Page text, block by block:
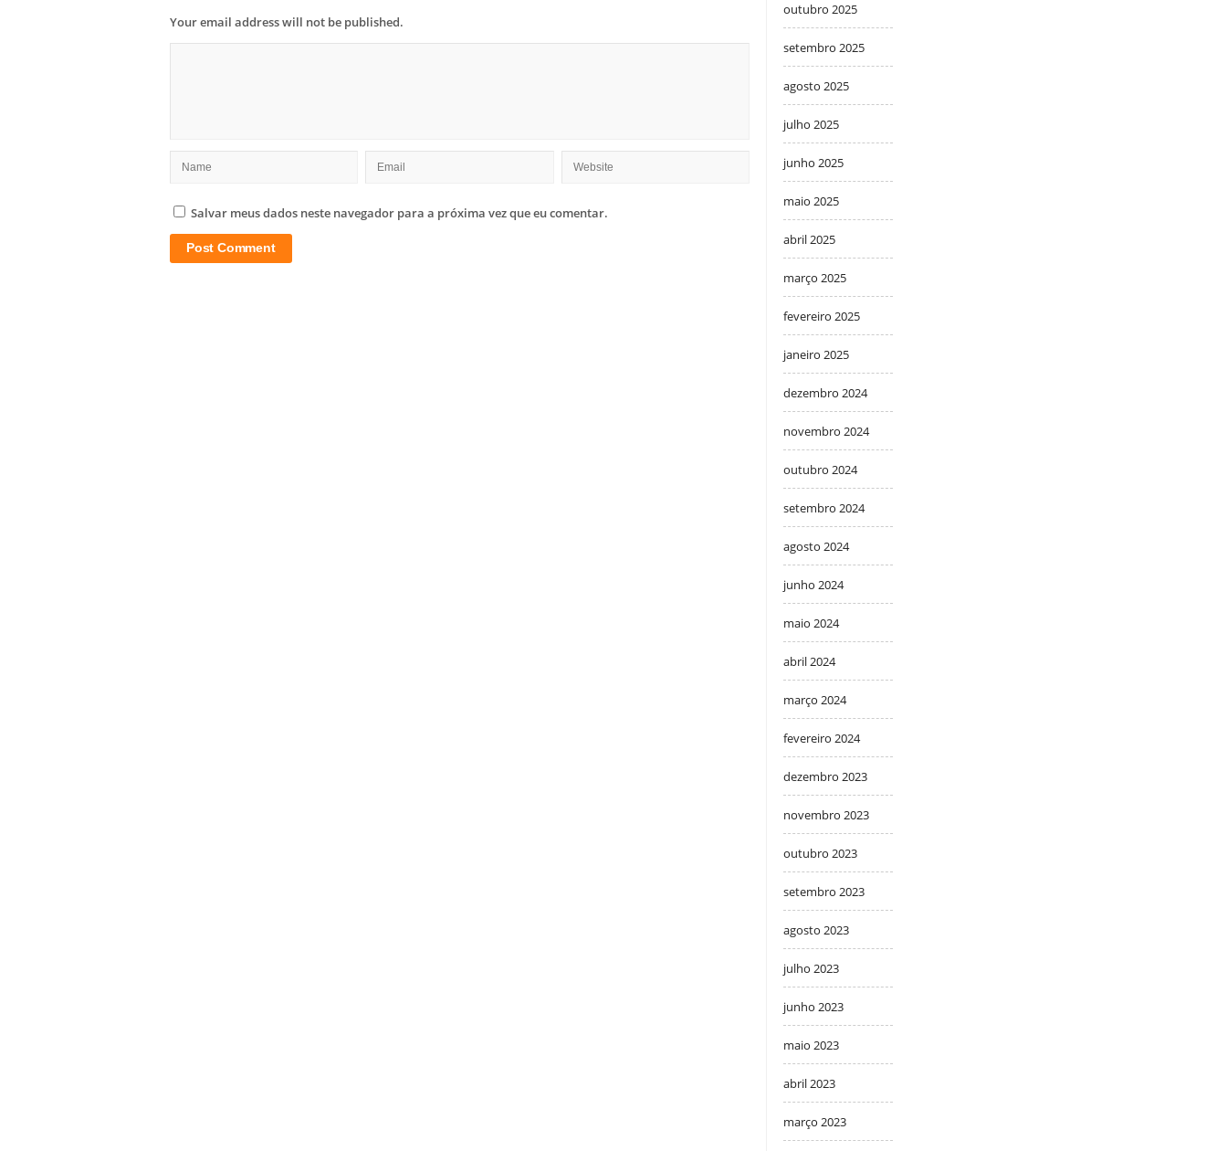
Your email address will not be published.
Salvar meus dados neste navegador para a próxima vez que eu comentar.
outubro 2025
setembro 2025
agosto 2025
julho 2025
junho 2025
maio 2025
abril 2025
março 2025
fevereiro 2025
janeiro 2025
dezembro 2024
novembro 2024
outubro 2024
setembro 2024
agosto 2024
junho 2024
maio 2024
abril 2024
março 2024
fevereiro 2024
dezembro 2023
novembro 2023
outubro 2023
setembro 2023
agosto 2023
julho 2023
junho 2023
maio 2023
abril 2023
março 2023